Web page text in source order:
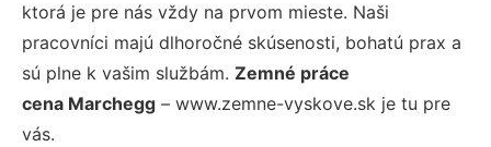
ktorá je pre nás vždy na prvom mieste. Naši
pracovníci majú dlhoročné skúsenosti, bohatú prax a
sú plne k vašim službám. Zemné práce
cena Marchegg – www.zemne-vyskove.sk je tu pre
vás.